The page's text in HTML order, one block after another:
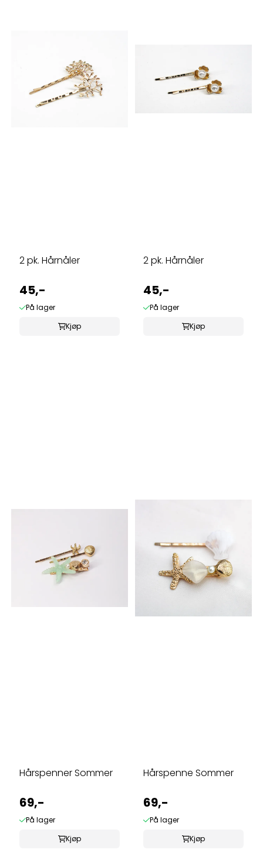
2 pk. Hårnåler
45,-
På lager
Kjøp
2 pk. Hårnåler
45,-
På lager
Kjøp
Hårspenner Sommer
69,-
På lager
Kjøp
Hårspenne Sommer
69,-
På lager
Kjøp